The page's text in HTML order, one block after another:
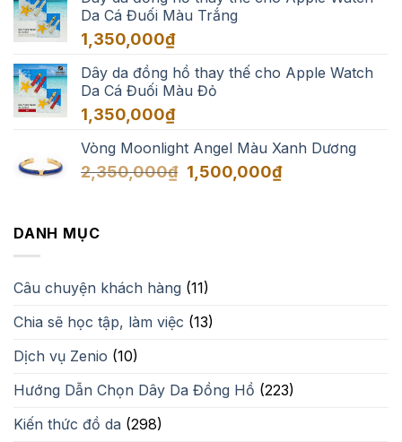
Da Cá Đuối Màu Trắng
1,350,000₫
Dây da đồng hồ thay thế cho Apple Watch
Da Cá Đuối Màu Đỏ
1,350,000₫
Vòng Moonlight Angel Màu Xanh Dương
2,350,000₫ Giá
1,500,000₫Giá
DANH MỤC
Câu chuyện khách hàng (11)
Chia sẽ học tập, làm việc (13)
Dịch vụ Zenio (10)
Hướng Dẫn Chọn Dây Da Đồng Hồ (223)
Kiến thức đồ da (298)